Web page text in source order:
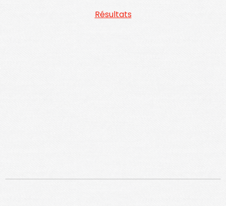
Résultats